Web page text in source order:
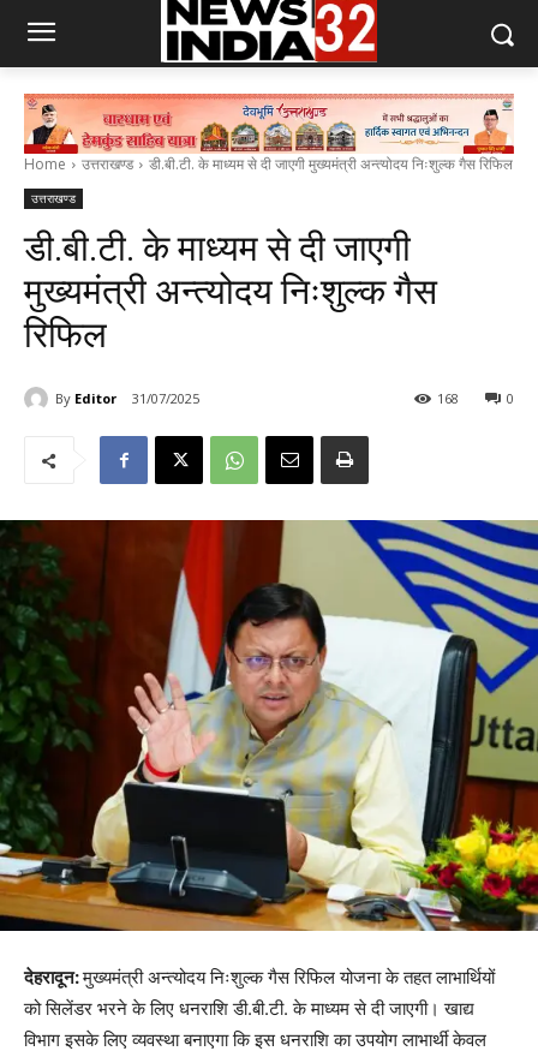
Home उत्तराखण्ड डी.बी.टी. के माध्यम से दी जाएगी मुख्यमंत्री अन्त्योदय निःशुल्क गैस रिफिल
उत्तराखण्ड
डी.बी.टी. के माध्यम से दी जाएगी
मुख्यमंत्री अन्त्योदय निःशुल्क गैस
रिफिल
By Editor 31/07/2025 0
168
देहरादून:मुख्यमंत्री अन्त्योदय निःशुल्क गैस रिफिल योजना के तहत लाभार्थियों
को सिलेंडर भरने के लिए धनराशि डी.बी.टी. के माध्यम से दी जाएगी। खाद्य
विभाग इसके लिए व्यवस्था बनाएगा कि इस धनराशि का उपयोग लाभार्थी केवल